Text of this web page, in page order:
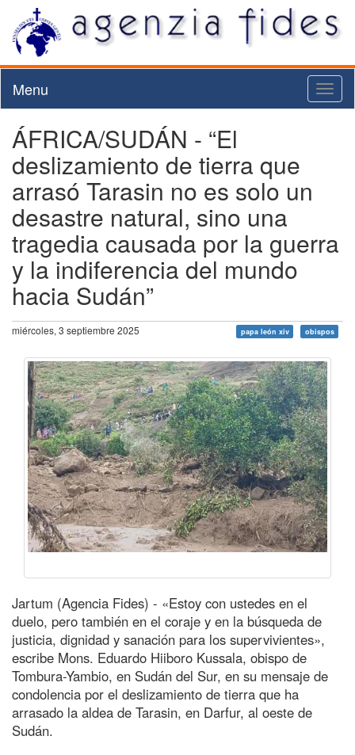
Menu
ÁFRICA/SUDÁN - “El
deslizamiento de tierra que
arrasó Tarasin no es solo un
desastre natural, sino una
tragedia causada por la guerra
y la indiferencia del mundo
hacia Sudán”
miércoles, 3 septiembre 2025 papa león xiv obispos
Jartum (Agencia Fides) - «Estoy con ustedes en el
duelo, pero también en el coraje y en la búsqueda de
justicia, dignidad y sanación para los supervivientes»,
escribe Mons. Eduardo Hiiboro Kussala, obispo de
Tombura-Yambio, en Sudán del Sur, en su mensaje de
condolencia por el deslizamiento de tierra que ha
arrasado la aldea de Tarasin, en Darfur, al oeste de
Sudán.